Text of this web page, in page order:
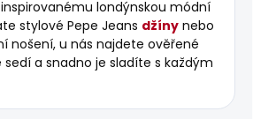
londýnskou módní
stylové Pepe Jeans džíny nebo
nošení, u nás najdete ověřené
a snadno je sladíte s každým